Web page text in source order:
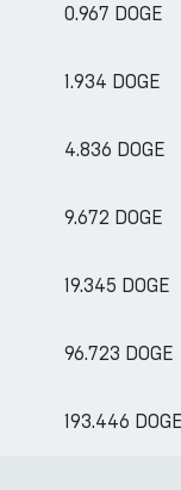
0.967 DOGE
1.934 DOGE
4.836 DOGE
9.672 DOGE
19.345 DOGE
96.723 DOGE
193.446 DOGE